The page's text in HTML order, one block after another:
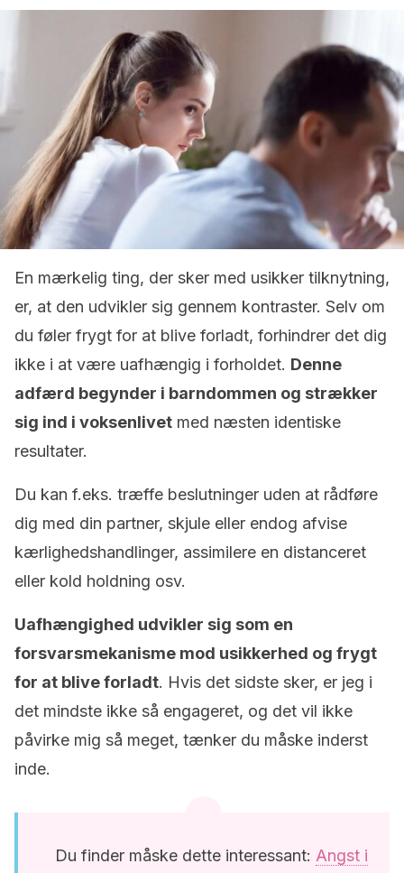
En mærkelig ting, der sker med usikker tilknytning,
er, at den udvikler sig gennem kontraster. Selv om
du føler frygt for at blive forladt, forhindrer det dig
ikke i at være uafhængig i forholdet. Denne
adfærd begynder i barndommen og strækker
sig ind i voksenlivet med næsten identiske
resultater.
Du kan f.eks. træffe beslutninger uden at rådføre
dig med din partner, skjule eller endog afvise
kærlighedshandlinger, assimilere en distanceret
eller kold holdning osv.
Uafhængighed udvikler sig som en
forsvarsmekanisme mod usikkerhed og frygt
for at blive forladt. Hvis det sidste sker, er jeg i
det mindste ikke så engageret, og det vil ikke
påvirke mig så meget, tænker du måske inderst
inde.
Du finder måske dette interessant: Angst i